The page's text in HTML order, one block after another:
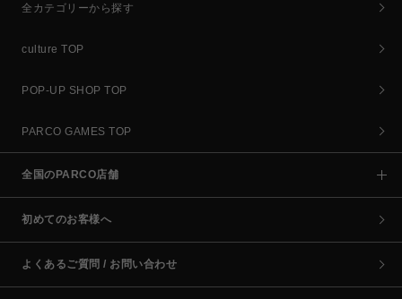
全カテゴリーから探す
culture TOP
POP-UP SHOP TOP
PARCO GAMES TOP
全国のPARCO店舗
初めてのお客様へ
よくあるご質問 / お問い合わせ